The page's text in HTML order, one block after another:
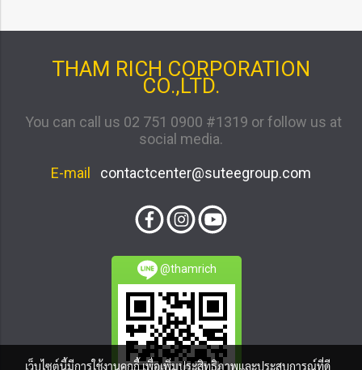
THAM RICH CORPORATION
CO.,LTD.
You can call us 02 751 0900 #1319 or follow us at
social media.
E-mail contactcenter@suteegroup.com
@thamrich
เว็บไซต์นี้มีการใช้งานคุกกี้ เพื่อเพิ่มประสิทธิภาพและประสบการณ์ที่ดี